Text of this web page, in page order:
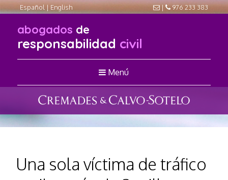
Español | English | 976 233 383
abogados de
responsabilidad civil
Menú
Una sola ví­ctima de tráfico